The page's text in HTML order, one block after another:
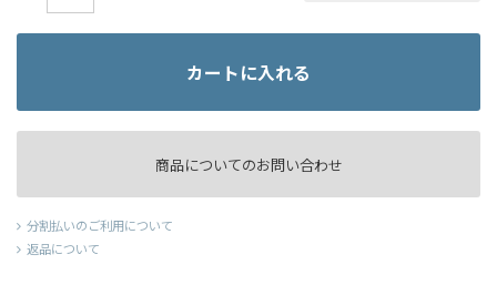
カートに入れる
商品についてのお問い合わせ
分割払いのご利用について
返品について